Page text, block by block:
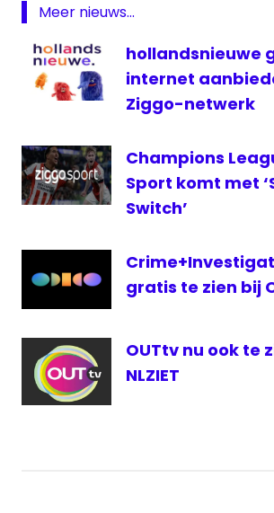
live
Fox
Sports
NFL
Bowl
Super
Bowl
televisie
Meer nieuws...
hollandsnieuwe
internet
Ziggo-netwerk
Champions
Sport komt met
Switch’
gratis te zien bij
OUTtv nu ook te
NLZIET